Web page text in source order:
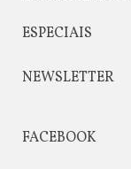
ESPECIAIS
NEWSLETTER
FACEBOOK